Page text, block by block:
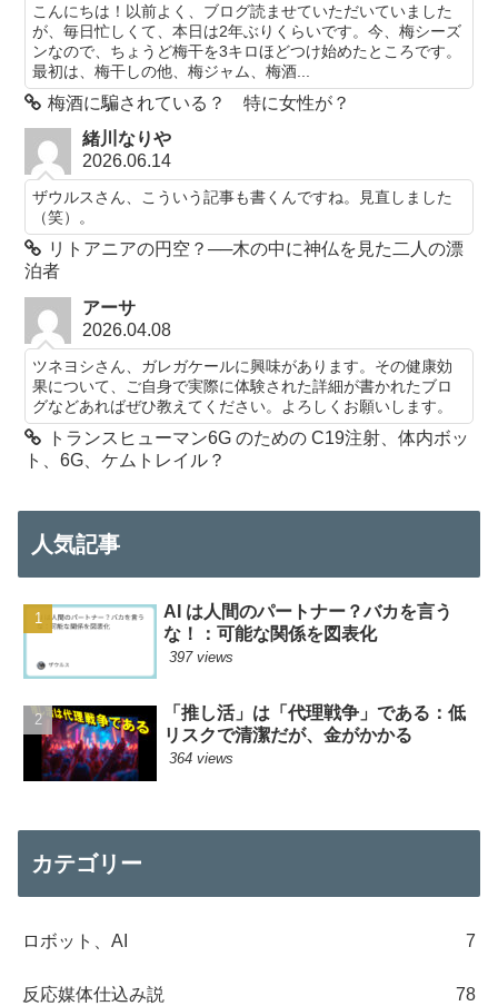
こんにちは！以前よく、ブログ読ませていただいていました
が、毎日忙しくて、本日は2年ぶりくらいです。今、梅シーズ
ンなので、ちょうど梅干を3キロほどつけ始めたところです。
最初は、梅干しの他、梅ジャム、梅酒...
梅酒に騙されている？ 特に女性が？
緒川なりや
2026.06.14
ザウルスさん、こういう記事も書くんですね。見直しました
（笑）。
リトアニアの円空？──木の中に神仏を見た二人の漂
泊者
アーサ
2026.04.08
ツネヨシさん、ガレガケールに興味があります。その健康効
果について、ご自身で実際に体験された詳細が書かれたブロ
グなどあればぜひ教えてください。よろしくお願いします。
トランスヒューマン6G のための C19注射、体内ボッ
ト、6G、ケムトレイル？
人気記事
AI は人間のパートナー？バカを言う
な！：可能な関係を図表化
397 views
「推し活」は「代理戦争」である：低
リスクで清潔だが、金がかかる
364 views
カテゴリー
ロボット、AI 7
反応媒体仕込み説 78